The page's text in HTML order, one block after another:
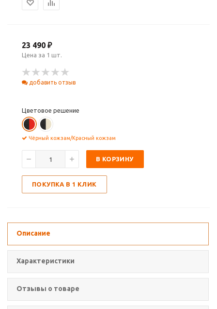
23 490 ₽
Цена за 1 шт.
добавить отзыв
Цветовое решение
Чёрный кожзам/Красный кожзам
В КОРЗИНУ
ПОКУПКА В 1 КЛИК
Описание
Характеристики
Отзывы о товаре